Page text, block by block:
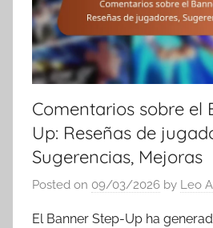
Comentarios sobre el
Up: Reseñas de
Sugerencias, Mejoras
Posted on 09/03/2026 by Leo
El Banner Step-Up ha